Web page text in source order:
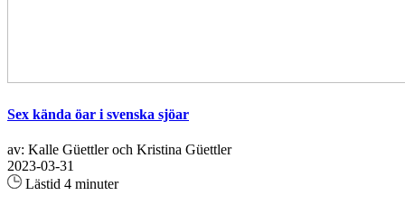
Sex kända öar i svenska sjöar
av: Kalle Güettler och Kristina Güettler
2023-03-31
Lästid 4 minuter